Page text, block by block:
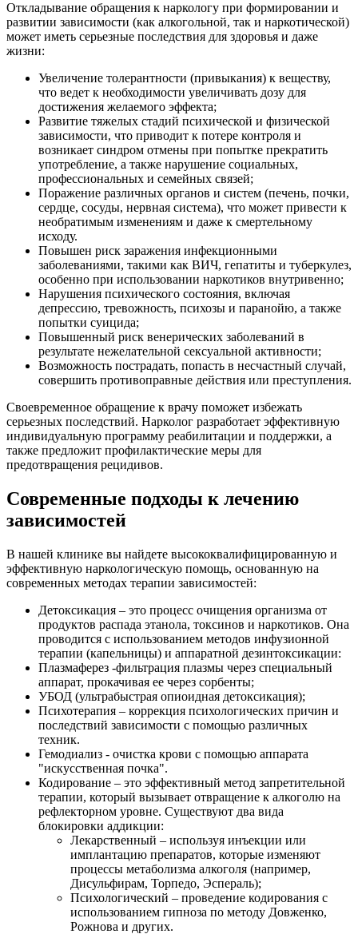
Откладывание обращения к наркологу при формировании и
развитии зависимости (как алкогольной, так и наркотической)
может иметь серьезные последствия для здоровья и даже
жизни:
Увеличение толерантности (привыкания) к веществу,
что ведет к необходимости увеличивать дозу для
достижения желаемого эффекта;
Развитие тяжелых стадий психической и физической
зависимости, что приводит к потере контроля и
возникает синдром отмены при попытке прекратить
употребление, а также нарушение социальных,
профессиональных и семейных связей;
Поражение различных органов и систем (печень, почки,
сердце, сосуды, нервная система), что может привести к
необратимым изменениям и даже к смертельному
исходу.
Повышен риск заражения инфекционными
заболеваниями, такими как ВИЧ, гепатиты и туберкулез,
особенно при использовании наркотиков внутривенно;
Нарушения психического состояния, включая
депрессию, тревожность, психозы и паранойю, а также
попытки суицида;
Повышенный риск венерических заболеваний в
результате нежелательной сексуальной активности;
Возможность пострадать, попасть в несчастный случай,
совершить противоправные действия или преступления.
Своевременное обращение к врачу поможет избежать
серьезных последствий. Нарколог разработает эффективную
индивидуальную программу реабилитации и поддержки, а
также предложит профилактические меры для
предотвращения рецидивов.
Современные подходы к лечению
зависимостей
В нашей клинике вы найдете высококвалифицированную и
эффективную наркологическую помощь, основанную на
современных методах терапии зависимостей:
Детоксикация – это процесс очищения организма от
продуктов распада этанола, токсинов и наркотиков. Она
проводится с использованием методов инфузионной
терапии (капельницы) и аппаратной дезинтоксикации:
Плазмаферез -фильтрация плазмы через специальный
аппарат, прокачивая ее через сорбенты;
УБОД (ультрабыстрая опиоидная детоксикация);
Психотерапия – коррекция психологических причин и
последствий зависимости с помощью различных
техник.
Гемодиализ - очистка крови с помощью аппарата
"искусственная почка".
Кодирование – это эффективный метод запретительной
терапии, который вызывает отвращение к алкоголю на
рефлекторном уровне. Существуют два вида
блокировки аддикции:
Лекарственный – используя инъекции или
имплантацию препаратов, которые изменяют
процессы метаболизма алкоголя (например,
Дисульфирам, Торпедо, Эспераль);
Психологический – проведение кодирования с
использованием гипноза по методу Довженко,
Рожнова и других.